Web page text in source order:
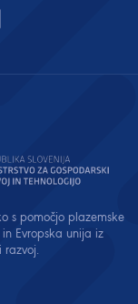
s pomočjo plazemske
Evropska unija iz
razvoj.